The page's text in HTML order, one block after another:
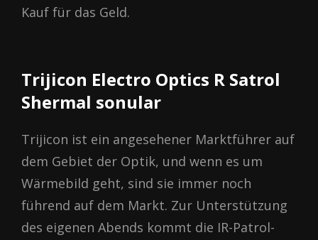
Kauf für das Geld.
Trіјіcon Еlectrо Орtісѕ R Sаtrol
Shermаl sonular
Trijicon ist ein angesehener Marktführer auf
dem Gebiet der Optik, und wenn es um
Wärmebild geht, sind sie immer noch
führend auf dem Markt. Zur Unterstützung
des eigenen Abends kommt die IR-Patrol-